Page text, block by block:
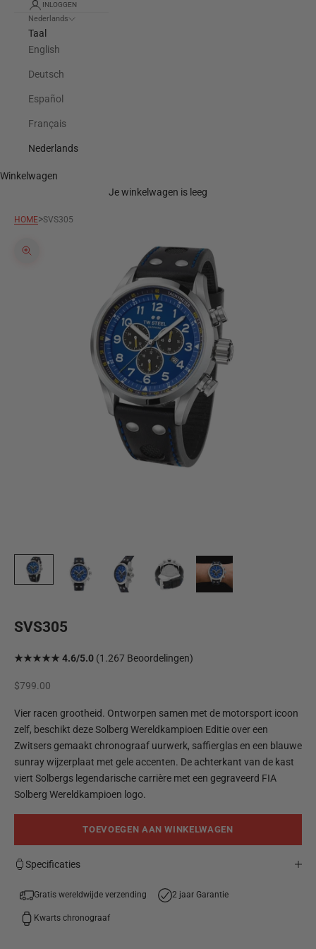
INLOGGEN
Nederlands
Taal
English
Deutsch
Español
Français
Nederlands
Winkelwagen
Je winkelwagen is leeg
HOME>SVS305
In-/uitzoomen
SVS305
★★★★★ 4.6/5.0 (1.267 Beoordelingen)
Aanbiedingsprijs
$799.00
Vier racen grootheid. Ontworpen samen met de motorsport icoon
zelf, beschikt deze Solberg Wereldkampioen Editie over een
Zwitsers gemaakt chronograaf uurwerk, saffierglas en een blauwe
sunray wijzerplaat met gele accenten. De achterkant van de kast
viert Solbergs legendarische carrière met een gegraveerd FIA
Solberg Wereldkampioen logo.
TOEVOEGEN AAN WINKELWAGEN
Specificaties
Gratis wereldwijde verzending 2 jaar Garantie
Kwarts chronograaf